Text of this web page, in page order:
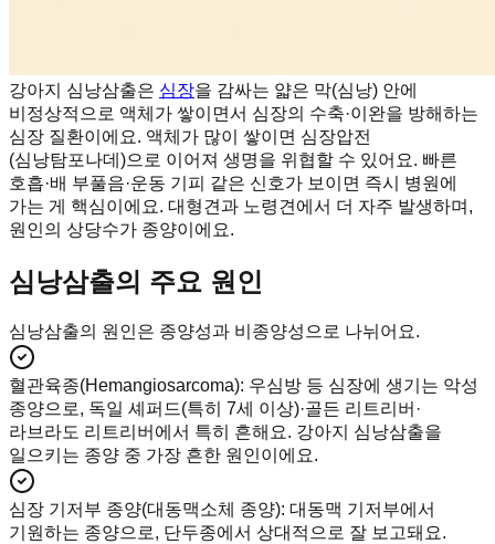
강아지 심낭삼출은 심장을 감싸는 얇은 막(심낭) 안에
비정상적으로 액체가 쌓이면서 심장의 수축·이완을 방해하는
심장 질환이에요. 액체가 많이 쌓이면 심장압전
(심낭탐포나데)으로 이어져 생명을 위협할 수 있어요. 빠른
호흡·배 부풀음·운동 기피 같은 신호가 보이면 즉시 병원에
가는 게 핵심이에요. 대형견과 노령견에서 더 자주 발생하며,
원인의 상당수가 종양이에요.
심낭삼출의 주요 원인
심낭삼출의 원인은 종양성과 비종양성으로 나뉘어요.
혈관육종(Hemangiosarcoma): 우심방 등 심장에 생기는 악성
종양으로, 독일 셰퍼드(특히 7세 이상)·골든 리트리버·
라브라도 리트리버에서 특히 흔해요. 강아지 심낭삼출을
일으키는 종양 중 가장 흔한 원인이에요.
심장 기저부 종양(대동맥소체 종양): 대동맥 기저부에서
기원하는 종양으로, 단두종에서 상대적으로 잘 보고돼요.